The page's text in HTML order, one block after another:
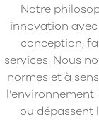
Notre
innovation
conception,
services. Nous
normes et à
ou dépassent